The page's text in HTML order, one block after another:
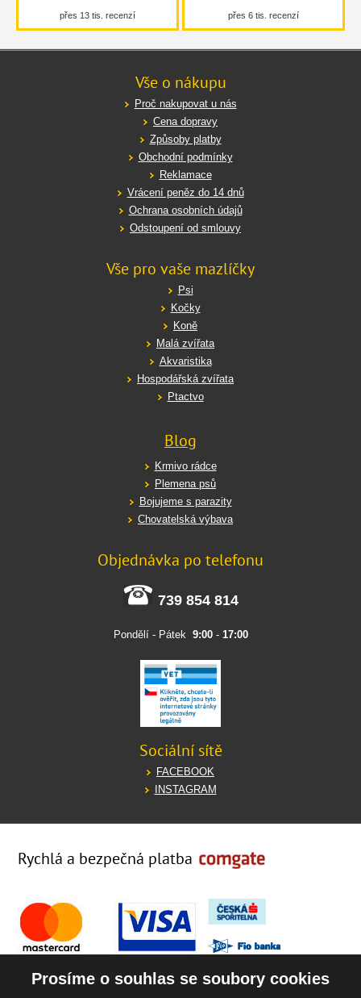
přes 13 tis. recenzí přes 6 tis. recenzí
Vše o nákupu
Proč nakupovat u nás
Cena dopravy
Způsoby platby
Obchodní podmínky
Reklamace
Vrácení peněz do 14 dnů
Ochrana osobních údajů
Odstoupení od smlouvy
Vše pro vaše mazlíčky
Psi
Kočky
Koně
Malá zvířata
Akvaristika
Hospodářská zvířata
Ptactvo
Blog
Krmivo rádce
Plemena psů
Bojujeme s parazity
Chovatelská výbava
Objednávka po telefonu
739 854 814
Pondělí - Pátek 9:00- 17:00
Sociální sítě
FACEBOOK
INSTAGRAM
Rychlá a bezpečná platba
Prosíme o souhlas se soubory cookies